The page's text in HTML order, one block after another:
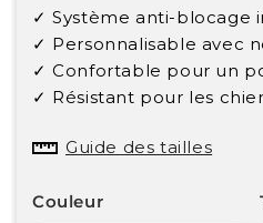
Unit
price
✓ Système anti-blocage
✓ Personnalisable avec
✓ Confortable pour un
✓ Résistant pour les
Guide des tailles
Couleur